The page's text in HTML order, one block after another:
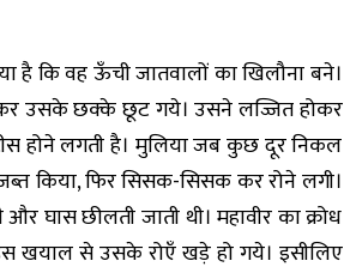
कि वह ऊँची जातवालों का खिलौना बने।
उसके छक्के छूट गये। उसने लज्जित होकर
होने लगती है। मुलिया जब कुछ दूर निकल
फिर सिसक-सिसक कर रोने लगी।
घास छीलती जाती थी। महावीर का क्रोध
खयाल से उसके रोएँ खड़े हो गये। इसीलिए